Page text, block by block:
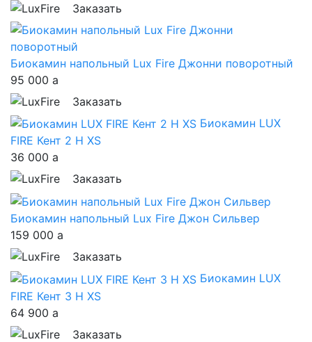
Заказать
Биокамин напольный Lux Fire Джонни поворотный
95 000 a
Заказать
Биокамин LUX
FIRE Кент 2 Н XS
36 000 a
Заказать
Биокамин напольный Lux Fire Джон Сильвер
159 000 a
Заказать
Биокамин LUX
FIRE Кент 3 Н XS
64 900 a
Заказать